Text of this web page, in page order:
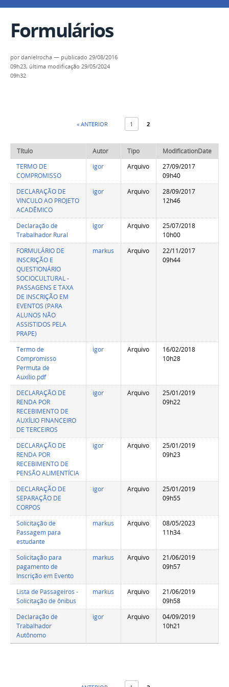
Formulários
pordanielrocha — publicado 29/08/2016
09h23, última modificação 29/05/2024
09h32
« ANTERIOR 1 2
Título Autor Tipo
ModificationDate
TERMO DE
COMPROMISSO
igor Arquivo
27/09/2017
09h40
DECLARAÇÃO DE
VINCULO AO PROJETO
ACADÊMICO
igor Arquivo
28/09/2017
12h46
Declaração de
Trabalhador Rural
igor Arquivo
25/07/2018
10h00
FORMULÁRIO DE
INSCRIÇÃO E
QUESTIONÁRIO
SOCIOCULTURAL -
PASSAGENS E TAXA
DE INSCRIÇÃO EM
EVENTOS (PARA
ALUNOS NÃO
ASSISTIDOS PELA
PRAPE)
markus Arquivo
22/11/2017
09h44
Termo de
Compromisso
Permuta de
Auxílio.pdf
igor Arquivo
16/02/2018
10h28
DECLARAÇÃO DE
RENDA POR
RECEBIMENTO DE
AUXÍLIO FINANCEIRO
DE TERCEIROS
igor Arquivo
25/01/2019
09h22
DECLARAÇÃO DE
RENDA POR
RECEBIMENTO DE
PENSÃO ALIMENTÍCIA
igor Arquivo
25/01/2019
09h23
DECLARAÇÃO DE
SEPARAÇÃO DE
CORPOS
igor Arquivo
25/01/2019
09h55
Solicitação de
Passagem para
estudante
markus Arquivo
08/05/2023
11h34
Solicitação para
pagamento de
Inscrição em Evento
markus Arquivo
21/06/2019
09h57
Lista de Passageiros -
Solicitação de ônibus
markus Arquivo
21/06/2019
09h58
Declaração de
Trabalhador
Autônomo
igor Arquivo
04/09/2019
10h21